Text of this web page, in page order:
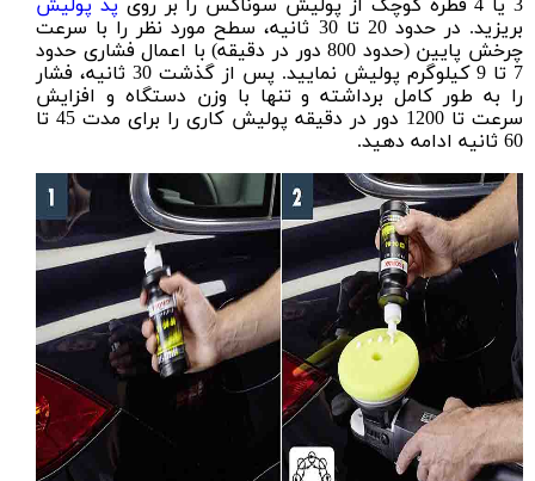
3 یا 4 قطره کوچک از پولیش سوناکس را بر روی
پد پولیش
بریزید. در حدود 20 تا 30 ثانیه، سطح مورد نظر را با سرعت
چرخش پایین (حدود 800 دور در دقیقه) با اعمال فشاری حدود
7 تا 9 کیلوگرم پولیش نمایید. پس از گذشت 30 ثانیه، فشار
را به طور کامل برداشته و تنها با وزن دستگاه و افزایش
سرعت تا 1200 دور در دقیقه پولیش کاری را برای مدت 45 تا
60 ثانیه ادامه دهید.